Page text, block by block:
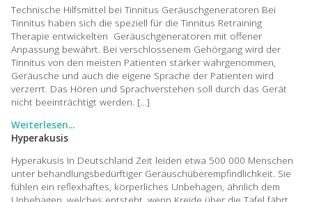
Technische Hilfsmittel bei Tinnitus Geräuschgeneratoren Bei
Tinnitus haben sich die speziell für die Tinnitus Retraining
Therapie entwickelten Geräuschgeneratoren mit offener
Anpassung bewährt. Bei verschlossenem Gehörgang wird der
Tinnitus von den meisten Patienten stärker wahrgenommen,
Geräusche und auch die eigene Sprache der Patienten wird
verzerrt. Das Hören und Sprachverstehen soll durch das Gerät
nicht beeinträchtigt werden. […]
Weiterlesen...
Hyperakusis
Hyperakusis In Deutschland Zeit leiden etwa 500 000 Menschen
unter behandlungsbedürftiger Geräuschüberempfindlichkeit. Sie
fühlen ein reflexhaftes, körperliches Unbehagen, ähnlich dem